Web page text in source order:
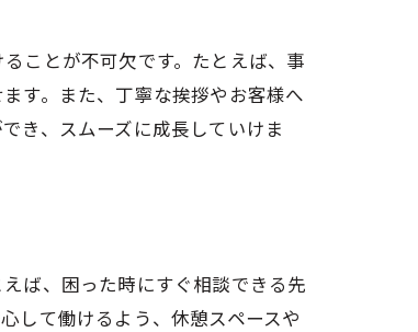
ことが不可欠です。たとえば、事
す。また、丁寧な挨拶やお客様へ
き、スムーズに成長していけま
ば、困った時にすぐ相談できる先
して働けるよう、休憩スペースや